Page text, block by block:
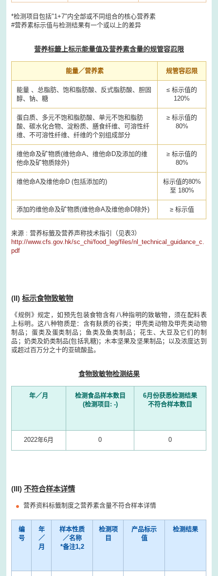
*检测项目包括"1+7"内全部或不同组合的核心营养素
#营养素标示值与检测结果有一个或以上的差异
营养标籤上标示能量值及营养素含量的规管容忍限
能量／营养素 规管容忍限
能量 、总脂肪、饱和脂肪酸、反式脂肪酸、胆固
醇、钠、糖
≤ 标示值的
120%
蛋白质、多元不饱和脂肪酸、单元不饱和脂肪
酸、碳水化合物、淀粉质、膳食纤维、可溶性纤
维、不可溶性纤维、纤维的个别组成部分
≥ 标示值的
80%
维他命及矿物质(维他命A、维他命D及添加的维
他命及矿物质除外)
≥ 标示值的
80%
维他命A及维他命D (包括添加的)
标示值的80%
至 180%
添加的维他命及矿物质(维他命A及维他命D除外) ≥ 标示值
来源 : 营养标籤及营养声称技术指引（见表3）
http://www.cfs.gov.hk/sc_chi/food_leg/files/nl_technical_guidance_c.
pdf
(II)标示食物致敏物
《规例》规定，如预先包装食物含有八种指明的致敏物，须在配料表
上标明。这八种物质是：含有麸质的谷类；甲壳类动物及甲壳类动物
制品；蛋类及蛋类制品；鱼类及鱼类制品；花生、大豆及它们的制
品；奶类及奶类制品(包括乳糖)；木本坚果及坚果制品；以及浓度达到
或超过百万分之十的亚硫酸盐。
食物致敏物检测结果
年／月
检测食品样本数目
(检测项目: -)
6月份获悉检测结果
不符合样本数目
2022年6月 0 0
(III)不符合样本详情
营养资料标籤制度之营养素含量不符合样本详情
编
号
年
／
月
样本性质
／名称
*备注1,2
检测项
目
产品标示
值
检测结果